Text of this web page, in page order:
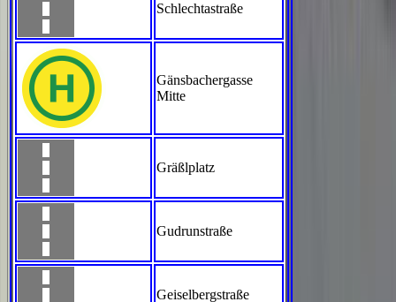
Schlechtastraße
Gänsbachergasse
Mitte
Gräßlplatz
Gudrunstraße
Geiselbergstraße